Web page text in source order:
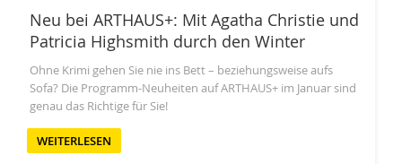
Neu bei ARTHAUS+: Mit Agatha Christie und
Patricia Highsmith durch den Winter
Ohne Krimi gehen Sie nie ins Bett – beziehungsweise aufs
Sofa? Die Programm-Neuheiten auf ARTHAUS+ im Januar sind
genau das Richtige für Sie!
WEITERLESEN